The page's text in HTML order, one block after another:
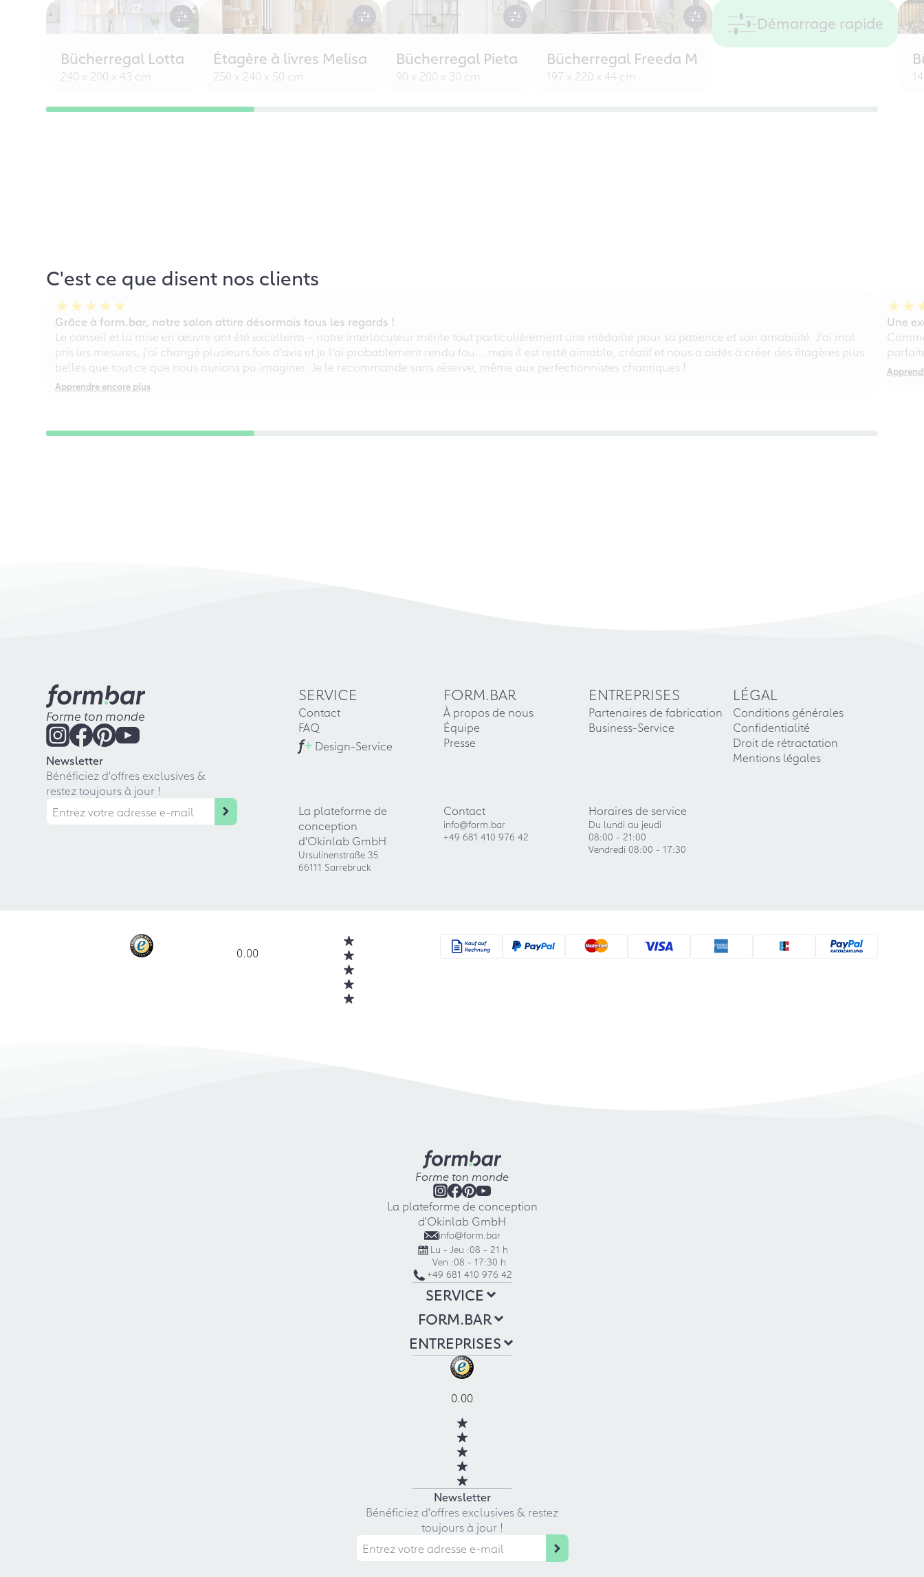
Bücherregal Lotta
240 x 200 x 43 cm
Étagère à livres Melisa
250 x 240 x 50 cm
Bücherregal Pieta
90 x 200 x 30 cm
Bücherregal Freeda M
197 x 220 x 44 cm
Démarrage rapide
C'est ce que disent nos clients
Grâce à form.bar, notre salon attire désormais tous les regards !
Le conseil et la mise en œuvre ont été excellents – notre interlocuteur mérite tout particulièrement une médaille pour sa patience et son amabilité. J'ai mal
pris les mesures, j'ai changé plusieurs fois d'avis et je l'ai probablement rendu fou... mais il est resté aimable, créatif et nous a aidés à créer des étagères plus
belles que tout ce que nous aurions pu imaginer. Je le recommande sans réserve, même aux perfectionnistes chaotiques !
Apprendre encore plus
Une
Forme ton monde
Newsletter
Bénéficiez d'offres exclusives &
restez toujours à jour !
SERVICE
Contact
FAQ
f+ Design-Service
FORM.BAR
À propos de nous
Équipe
Presse
ENTREPRISES
Partenaires de fabrication
Business-Service
LÉGAL
Conditions générales
Confidentialité
Droit de rétractation
Mentions légales
La plateforme de
conception
d'Okinlab GmbH
Ursulinenstraße 35
66111 Sarrebruck
Contact
info@form.bar
+49 681 410 976 42
Horaires de service
Du lundi au jeudi
08:00 - 21:00
Vendredi 08:00 - 17:30
0.00
Forme ton monde
La plateforme de conception
d'Okinlab GmbH
info@form.bar
Lu - Jeu :08 - 21 h
Ven :08 - 17:30 h
+49 681 410 976 42
SERVICE
FORM.BAR
ENTREPRISES
0.00
Newsletter
Bénéficiez d'offres exclusives & restez
toujours à jour !